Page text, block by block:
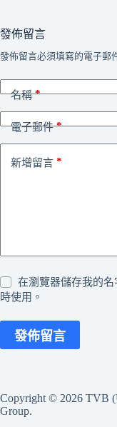
發佈留言
發佈留言必須填寫的電子郵
名稱*
電子郵件*
新增留言 *
在瀏覽器儲存我的
時使用。
發佈留言
Copyright © 2026 TVB
Group.